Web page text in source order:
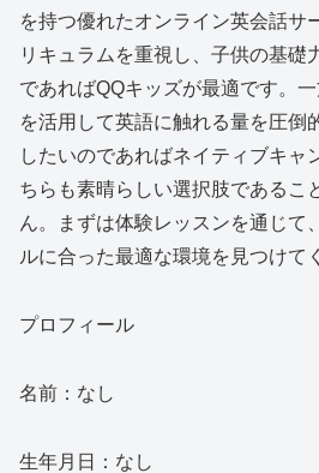
を持つ優れたオンライン英会話サ
リキュラムを重視し、子供の基礎
であればQQキッズが最適です。
を活用して英語に触れる量を圧倒
したいのであればネイティブキャ
ちらも素晴らしい選択肢であるこ
ん。まずは体験レッスンを通じて
ルに合った最適な環境を見つけて
プロフィール
名前：なし
生年月日：なし